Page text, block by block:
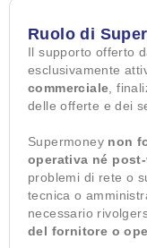
Ruolo di
Il supporto offerto
esclusivamente
commerciale ,
delle offerte e dei
Supermoney non
operativa né
problemi di rete o
tecnica o
necessario
del fornitore o